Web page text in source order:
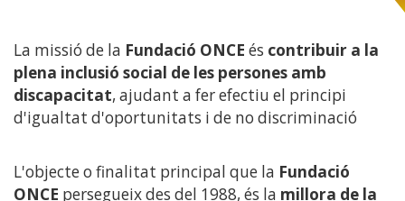
La missió de la Fundació ONCE és contribuir a la
plena inclusió social de les persones amb
discapacitat, ajudant a fer efectiu el principi
d'igualtat d'oportunitats i de no discriminació
L'objecte o finalitat principal que la Fundació
ONCE persegueix des del 1988, és la millora de la